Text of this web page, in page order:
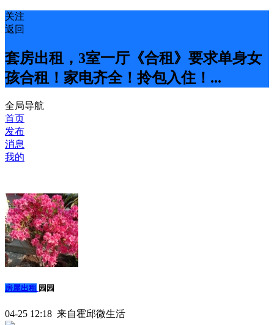
关注
返回
套房出租，3室一厅《合租》要求单身女
孩合租！家电齐全！拎包入住！...
全局导航
首页
发布
消息
我的
房屋出租 园园
04-25 12:18 来自霍邱微生活